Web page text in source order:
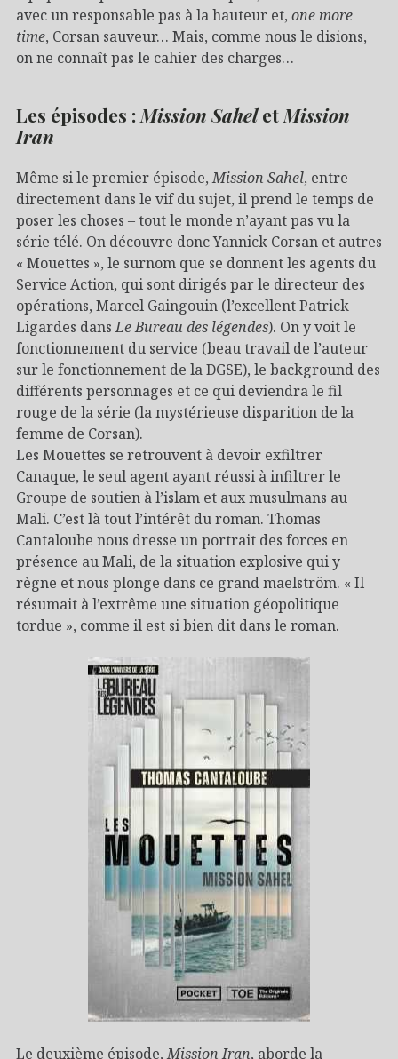
avec un responsable pas à la hauteur et, one more
time, Corsan sauveur… Mais, comme nous le disions,
on ne connaît pas le cahier des charges…
Les épisodes : Mission Sahelet Mission
Iran
Même si le premier épisode, Mission Sahel, entre
directement dans le vif du sujet, il prend le temps de
poser les choses – tout le monde n’ayant pas vu la
série télé. On découvre donc Yannick Corsan et autres
« Mouettes », le surnom que se donnent les agents du
Service Action, qui sont dirigés par le directeur des
opérations, Marcel Gaingouin (l’excellent Patrick
Ligardes dans Le Bureau des légendes). On y voit le
fonctionnement du service (beau travail de l’auteur
sur le fonctionnement de la DGSE), le background des
différents personnages et ce qui deviendra le fil
rouge de la série (la mystérieuse disparition de la
femme de Corsan).
Les Mouettes se retrouvent à devoir exfiltrer
Canaque, le seul agent ayant réussi à infiltrer le
Groupe de soutien à l’islam et aux musulmans au
Mali. C’est là tout l’intérêt du roman. Thomas
Cantaloube nous dresse un portrait des forces en
présence au Mali, de la situation explosive qui y
règne et nous plonge dans ce grand maelström. « Il
résumait à l’extrême une situation géopolitique
tordue », comme il est si bien dit dans le roman.
Le deuxième épisode, Mission Iran, aborde la